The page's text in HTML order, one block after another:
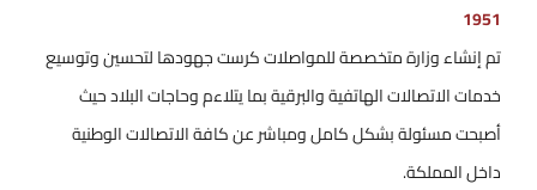
1951
تم إنشاء وزارة متخصصة للمواصلات كرست جهودها لتحسين وتوسيع
خدمات الاتصالات الهاتفية والبرقية بما يتلاءم وحاجات البلاد حيث
أصبحت مسئولة بشكل كامل ومباشر عن كافة الاتصالات الوطنية
داخل المملكة.